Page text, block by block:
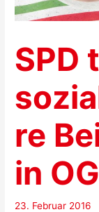
SPD
re
in
23. Februar 2016